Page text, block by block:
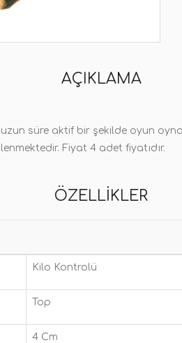
AÇIKLAMA
süre aktif bir şekilde oyun
Fiyat 4 adet fiyatıdır.
ÖZELLIKLER
Kilo Kontrolü
Top
4 Cm